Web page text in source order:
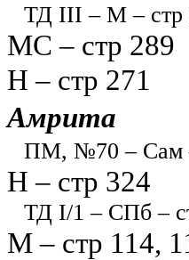
ТД III – М – стр
МС – стр 289
Н – стр 271
Амрита
ПМ, №70 – Сам
Н – стр 324
ТД I/1 – СПб –
М – стр 114,